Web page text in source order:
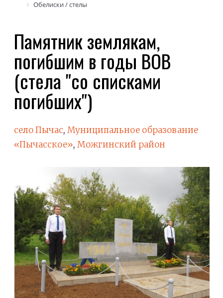
Обелиски / стелы
Памятник землякам,
погибшим в годы ВОВ
(стела "со списками
погибших")
село Пычас, Муниципальное образование
«Пычасское», Можгинский район